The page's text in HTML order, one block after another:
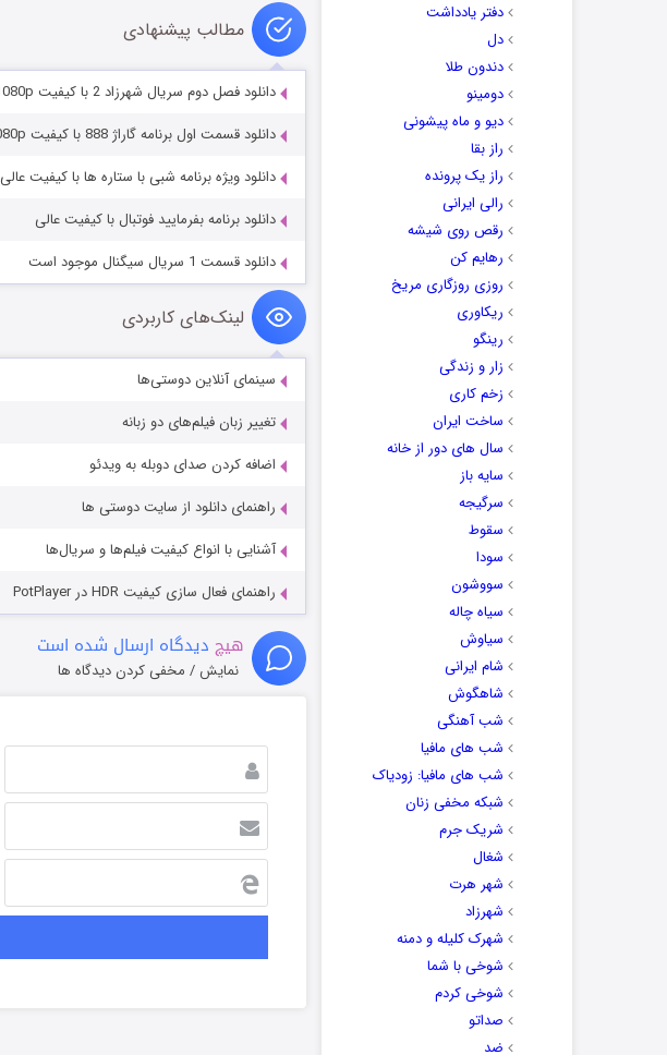
دفتر یادداشت
دل
دندون طلا
دومینو
دیو و ماه پیشونی
راز بقا
راز یک پرونده
رالی ایرانی
رقص روی شیشه
رهایم کن
روزی روزگاری مریخ
ریکاوری
رینگو
زار و زندگی
زخم کاری
ساخت ایران
سال های دور از خانه
سایه باز
سرگیجه
سقوط
سودا
سووشون
سیاه چاله
سیاوش
شام ایرانی
شاهگوش
شب آهنگی
شب های مافیا
شب های مافیا: زودیاک
شبکه مخفی زنان
شریک جرم
شغال
شهر هرت
شهرزاد
شهرک کلیله و دمنه
شوخی با شما
شوخی کردم
صداتو
ضد
مطالب پیشنهادی
دانلود فصل دوم سریال شهرزاد 2 با کیفیت 1080p
دانلود قسمت اول برنامه گاراژ 888 با کیفیت 1080p
دانلود ویژه برنامه شبی با ستاره ها با کیفیت عالی
دانلود برنامه بفرمایید فوتبال با کیفیت عالی
دانلود قسمت 1 سریال سیگنال موجود است
لینک‌های کاربردی
سینمای آنلاین دوستی‌ها
تغییر زبان فیلم‌های دو زبانه
اضافه کردن صدای دوبله به ویدئو
راهنمای دانلود از سایت دوستی ها
آشنایی با انواع کیفیت فیلم‌ها و سریال‌ها
راهنمای فعال سازی کیفیت HDR در PotPlayer
هیچ دیدگاه ارسال شده است
نمایش / مخفی کردن دیدگاه ها